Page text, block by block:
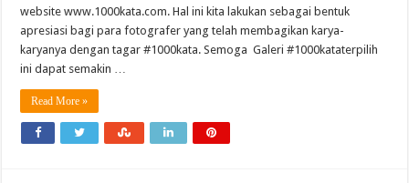
website www.1000kata.com. Hal ini kita lakukan sebagai bentuk
apresiasi bagi para fotografer yang telah membagikan karya-
karyanya dengan tagar #1000kata. Semoga Galeri #1000kataterpilih
ini dapat semakin …
Read More »